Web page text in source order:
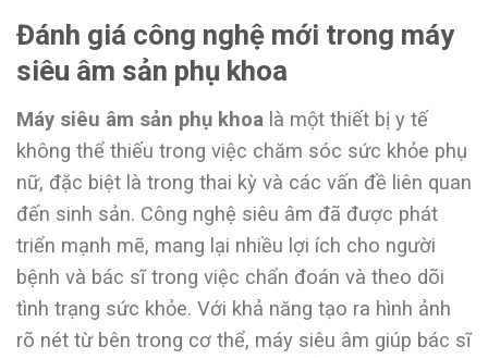
Đánh giá công nghệ mới trong máy
siêu âm sản phụ khoa
Máy siêu âm sản phụ khoa là một thiết bị y tế
không thể thiếu trong việc chăm sóc sức khỏe phụ
nữ, đặc biệt là trong thai kỳ và các vấn đề liên quan
đến sinh sản. Công nghệ siêu âm đã được phát
triển mạnh mẽ, mang lại nhiều lợi ích cho người
bệnh và bác sĩ trong việc chẩn đoán và theo dõi
tình trạng sức khỏe. Với khả năng tạo ra hình ảnh
rõ nét từ bên trong cơ thể, máy siêu âm giúp bác sĩ